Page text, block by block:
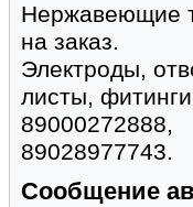
Нержавеющие
на заказ.
Электроды,
листы,
89000272888,
89028977743.
Сообщение